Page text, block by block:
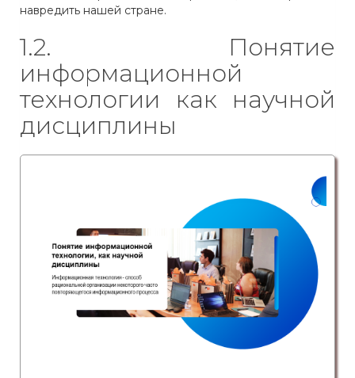
навредить нашей стране.
1.2. Понятие
информационной
технологии как научной
дисциплины